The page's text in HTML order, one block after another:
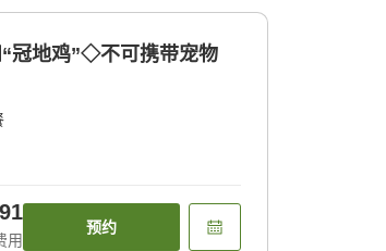
“冠地鸡”◇不可携带宠物
用
预约